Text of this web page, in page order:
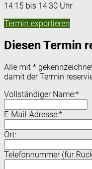
14:15 bis 14:30 Uhr
Termin exportieren
Diesen Termin
Alle mit *
damit der Termin
Vollständiger Name:*
E-Mail-Adresse:*
Ort:
Telefonnummer (für